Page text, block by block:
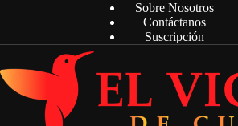
Sobre Nosotros
Contáctanos
Suscripción